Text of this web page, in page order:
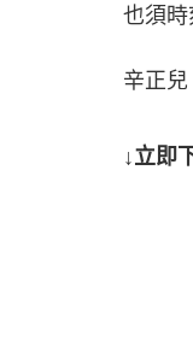
也須時
辛正兒
↓立即